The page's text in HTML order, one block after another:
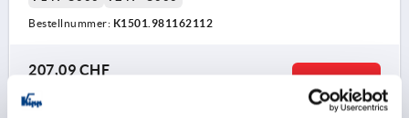
Bestellnummer: K1501.981162112
207,09 CHF
zzgl. Versandkosten
DETAILS